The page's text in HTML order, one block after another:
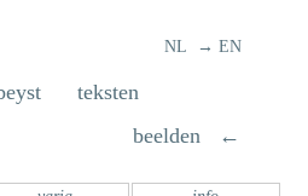
NL → EN
teksten
beelden ←